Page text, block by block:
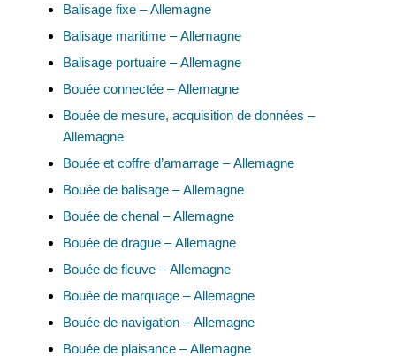
Balisage fixe – Allemagne
Balisage maritime – Allemagne
Balisage portuaire – Allemagne
Bouée connectée – Allemagne
Bouée de mesure, acquisition de données –
Allemagne
Bouée et coffre d’amarrage – Allemagne
Bouée de balisage – Allemagne
Bouée de chenal – Allemagne
Bouée de drague – Allemagne
Bouée de fleuve – Allemagne
Bouée de marquage – Allemagne
Bouée de navigation – Allemagne
Bouée de plaisance – Allemagne